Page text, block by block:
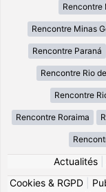
Rencontre
Rencontre Minas
Rencontre Paraná
Rencontre Rio
Rencontre
Rencontre Roraima
Actualités|
Cookies & RGPD